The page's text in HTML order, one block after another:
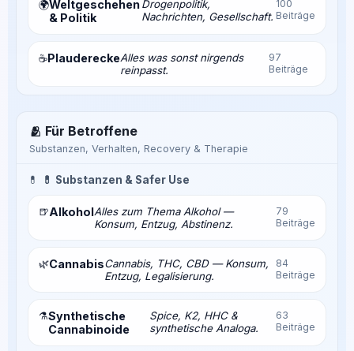
🌍Weltgeschehen
& Politik
Drogenpolitik,
Nachrichten, Gesellschaft.
100
Beiträge
☕PlaudereckeAlles was sonst nirgends
reinpasst.
97
Beiträge
🫂 Für Betroffene
Substanzen, Verhalten, Recovery & Therapie
💊 💊 Substanzen & Safer Use
🍺AlkoholAlles zum Thema Alkohol —
Konsum, Entzug, Abstinenz.
79
Beiträge
🌿CannabisCannabis, THC, CBD — Konsum,
Entzug, Legalisierung.
84
Beiträge
⚗️Synthetische
Cannabinoide
Spice, K2, HHC &
synthetische Analoga.
63
Beiträge